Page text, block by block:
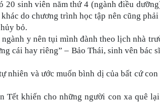
sinh viên năm thứ 4 (ngành điều
do chương trình học tập nên cũng
bỏ.
y nên tụi mình đành theo lịch nhà
cái hay riêng” – Bảo Thái, sinh vên bác
nhiên và ước muốn bình dị của bất cứ
Tết khiến cho những người con xa quê